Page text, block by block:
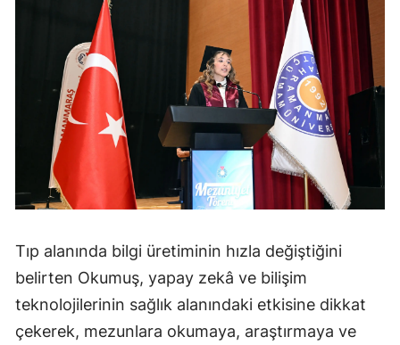
Tıp alanında bilgi üretiminin hızla değiştiğini
belirten Okumuş, yapay zekâ ve bilişim
teknolojilerinin sağlık alanındaki etkisine dikkat
çekerek, mezunlara okumaya, araştırmaya ve